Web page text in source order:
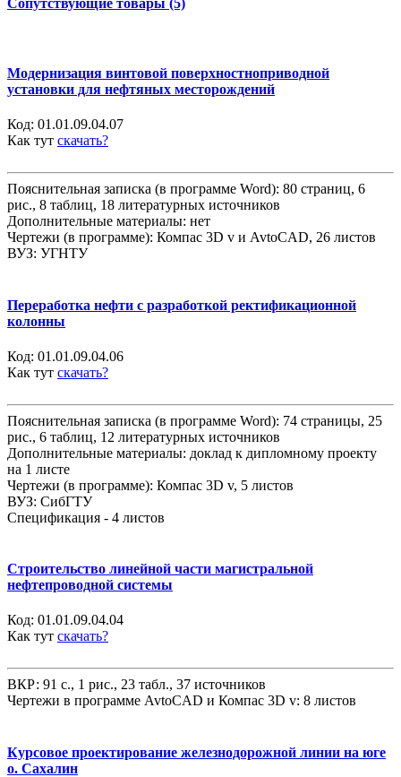
Модернизация винтовой поверхностноприводной
установки для нефтяных месторождений
Код: 01.01.09.04.07
Как тут скачать?
Пояснительная записка (в программе Word): 80 страниц, 6
рис., 8 таблиц, 18 литературных источников
Дополнительные материалы: нет
Чертежи (в программе): Компас 3D v и AvtoCAD, 26 листов
ВУЗ: УГНТУ
Переработка нефти с разработкой ректификационной
колонны
Код: 01.01.09.04.06
Как тут скачать?
Пояснительная записка (в программе Word): 74 страницы, 25
рис., 6 таблиц, 12 литературных источников
Дополнительные материалы: доклад к дипломному проекту
на 1 листе
Чертежи (в программе): Компас 3D v, 5 листов
ВУЗ: СибГТУ
Спецификация - 4 листов
Строительство линейной части магистральной
нефтепроводной системы
Код: 01.01.09.04.04
Как тут скачать?
ВКР: 91 с., 1 рис., 23 табл., 37 источников
Чертежи в программе AvtoCAD и Компас 3D v: 8 листов
Курсовое проектирование железнодорожной линии на юге
о. Сахалин